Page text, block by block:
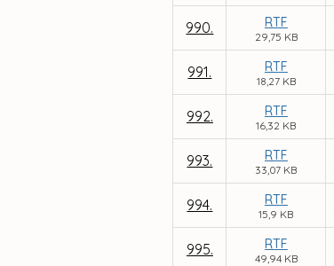
990. RTF
29,75 KB
991. RTF
18,27 KB
992. RTF
16,32 KB
993. RTF
33,07 KB
994. RTF
15,9 KB
995. RTF
49,94 KB